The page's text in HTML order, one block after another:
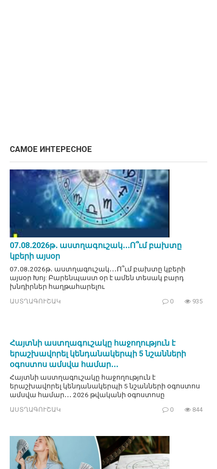
САМОЕ ИНТЕРЕСНОЕ
07․08․2026թ․ աստղագուշակ․․․Ո՞ւմ բախտը
կբերի այսօր
07․08․2026թ․ աստղագուշակ․․․Ո՞ւմ բախտը կբերի
այսօր Խոյ: Բարենպաստ օր է ամեն տեսակ բարդ
խնդիրներ հաղթահարելու
ԱՍՏՂԱԳՈՒՇԱԿ 0 935
Հայտնի աստղագուշակը հաջողություն է
երաշխավորել կենդանակերպի 5 նշանների
օգոստոս ամսվա համար․․․
Հայտնի աստղագուշակը հաջողություն է
երաշխավորել կենդանակերպի 5 նշանների օգոստոս
ամսվա համար․․․ 2026 թվականի օգոստոսը
ԱՍՏՂԱԳՈՒՇԱԿ 0 844